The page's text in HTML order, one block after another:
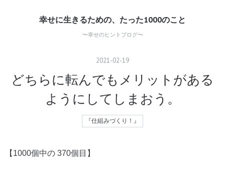
幸せに生きるための、たった1000のこと
〜幸せのヒントブログ〜
2021-02-19
どちらに転んでもメリットがある
ようにしてしまおう。
『仕組みづくり！』
【1000個中の 370個目】